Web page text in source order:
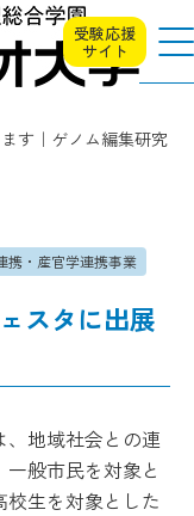
受験応援
サイト
す｜ゲノム編集研究
携・産官学連携事業
スタに出展
地域社会との連
般市民を対象と
生を対象とした